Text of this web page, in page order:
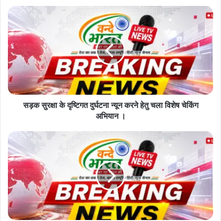
u
r
E
m
a
i
l
a
d
s
s
सड़क सुरक्षा के दृष्टिगत दुर्घटना न्यून करने हेतु चला विशेष चेकिंग
अभियान ।